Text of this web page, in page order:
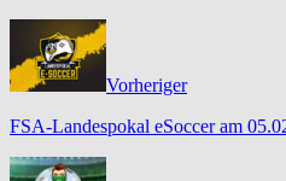
Vorheriger
FSA-Landespokal eSoccer am